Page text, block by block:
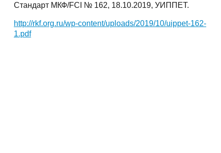
Стандарт МКФ/FCI № 162, 18.10.2019, УИППЕТ.
http://rkf.org.ru/wp-content/uploads/2019/10/uippet-162-
1.pdf